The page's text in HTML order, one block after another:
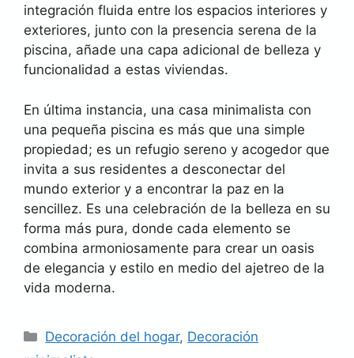
integración fluida entre los espacios interiores y
exteriores, junto con la presencia serena de la
piscina, añade una capa adicional de belleza y
funcionalidad a estas viviendas.
En última instancia, una casa minimalista con
una pequeña piscina es más que una simple
propiedad; es un refugio sereno y acogedor que
invita a sus residentes a desconectar del
mundo exterior y a encontrar la paz en la
sencillez. Es una celebración de la belleza en su
forma más pura, donde cada elemento se
combina armoniosamente para crear un oasis
de elegancia y estilo en medio del ajetreo de la
vida moderna.
Categorías
Decoración del hogar, Decoración